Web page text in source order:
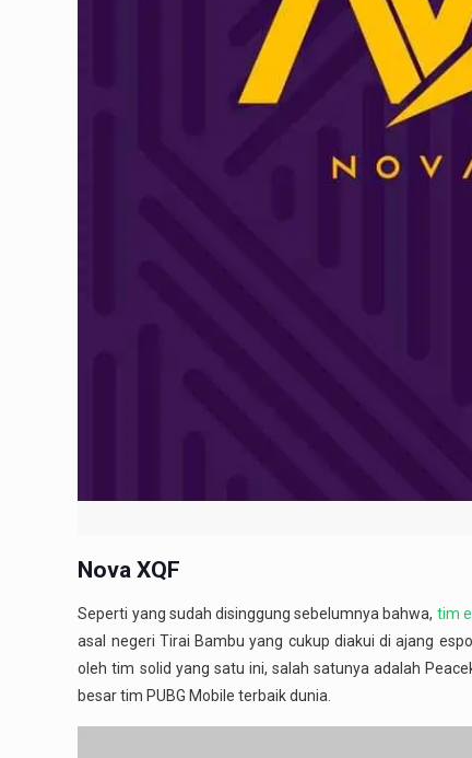
Nova XQF
Seperti yang sudah disinggung sebelumnya bahwa, tim
asal negeri Tirai Bambu yang cukup diakui di ajang
oleh tim solid yang satu ini, salah satunya adalah
besar tim PUBG Mobile terbaik dunia.